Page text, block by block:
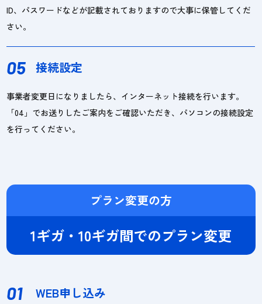
ID、パスワードなどが記載されておりますので大事に保管してくだ
さい。
05 接続設定
事業者変更日になりましたら、インターネット接続を行います。
「04」でお送りしたご案内をご確認いただき、パソコンの接続設定
を行ってください。
プラン変更の方
1ギガ・10ギガ間でのプラン変更
01 WEB申し込み